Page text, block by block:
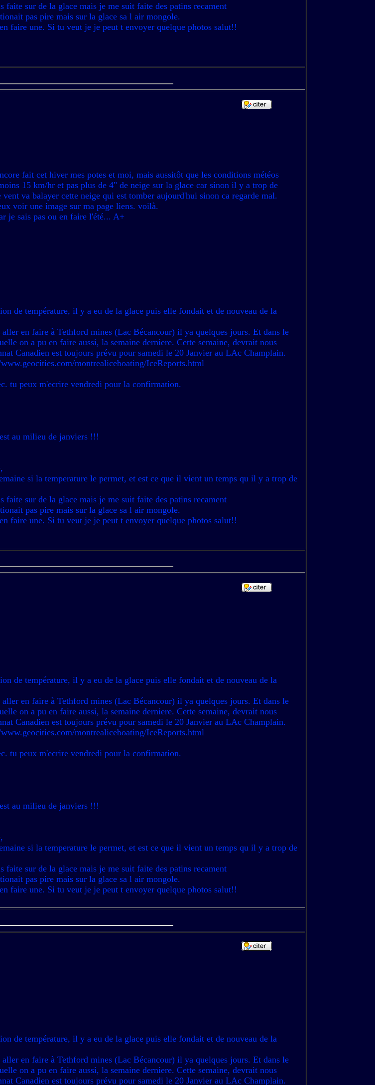
sur de la glace mais je me suit faite des patins recament
pas pire mais sur la glace sa l air mongole.
faire une. Si tu veut je je peut t envoyer quelque photos salut!!
fait cet hiver mes potes et moi, mais aussitôt que les conditions météos
15 km/hr et pas plus de 4" de neige sur la glace car sinon il y a trop de
va balayer cette neige qui est tomber aujourd'hui sinon ca regarde mal.
voir une image sur ma page liens. voilà.
je sais pas ou en faire l'été... A+
de température, il y a eu de la glace puis elle fondait et de nouveau de la
en faire à Tethford mines (Lac Bécancour) il ya quelques jours. Et dans le
on a pu en faire aussi, la semaine derniere. Cette semaine, devrait nous
Canadien est toujours prévu pour samedi le 20 Janvier au LAc Champlain.
montrealiceboating/IceReports.html
tu peux m'ecrire vendredi pour la confirmation.
au milieu de janviers !!!
si la temperature le permet, et est ce que il vient un temps qu il y a trop de
sur de la glace mais je me suit faite des patins recament
pas pire mais sur la glace sa l air mongole.
faire une. Si tu veut je je peut t envoyer quelque photos salut!!
de température, il y a eu de la glace puis elle fondait et de nouveau de la
en faire à Tethford mines (Lac Bécancour) il ya quelques jours. Et dans le
on a pu en faire aussi, la semaine derniere. Cette semaine, devrait nous
Canadien est toujours prévu pour samedi le 20 Janvier au LAc Champlain.
montrealiceboating/IceReports.html
tu peux m'ecrire vendredi pour la confirmation.
au milieu de janviers !!!
si la temperature le permet, et est ce que il vient un temps qu il y a trop de
sur de la glace mais je me suit faite des patins recament
pas pire mais sur la glace sa l air mongole.
faire une. Si tu veut je je peut t envoyer quelque photos salut!!
de température, il y a eu de la glace puis elle fondait et de nouveau de la
en faire à Tethford mines (Lac Bécancour) il ya quelques jours. Et dans le
on a pu en faire aussi, la semaine derniere. Cette semaine, devrait nous
Canadien est toujours prévu pour samedi le 20 Janvier au LAc Champlain.